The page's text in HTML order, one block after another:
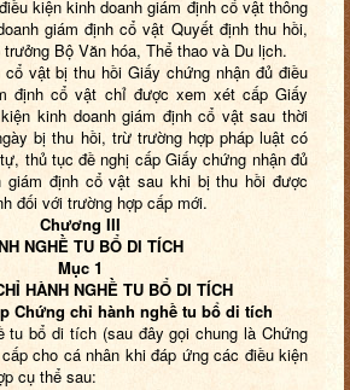
kiện kinh doanh giám định cổ vật thông
giám định cổ vật Quyết định thu hồi,
Bộ Văn hóa, Thể thao và Du lịch.
vật bị thu hồi Giấy chứng nhận đủ điều
định cổ vật chỉ được xem xét cấp Giấy
kinh doanh giám định cổ vật sau thời
bị thu hồi, trừ trường hợp pháp luật có
thủ tục đề nghị cấp Giấy chứng nhận đủ
giám định cổ vật sau khi bị thu hồi được
đối với trường hợp cấp mới.
Chương III
NGHỀ TU BỔ DI TÍCH
Mục 1
HÀNH NGHỀ TU BỔ DI TÍCH
Chứng chỉ hành nghề tu bổ di tích
tu bổ di tích (sau đây gọi chung là Chứng
cho cá nhân khi đáp ứng các điều kiện
cụ thể sau: